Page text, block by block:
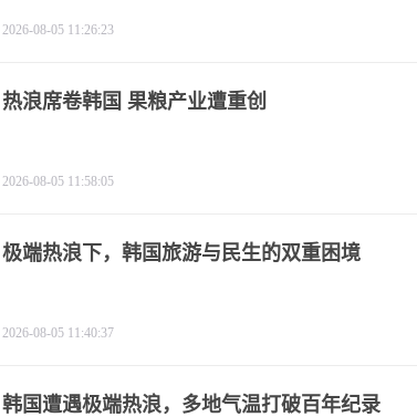
2026-08-05 11:26:23
热浪席卷韩国 果粮产业遭重创
2026-08-05 11:58:05
极端热浪下，韩国旅游与民生的双重困境
2026-08-05 11:40:37
韩国遭遇极端热浪，多地气温打破百年纪录